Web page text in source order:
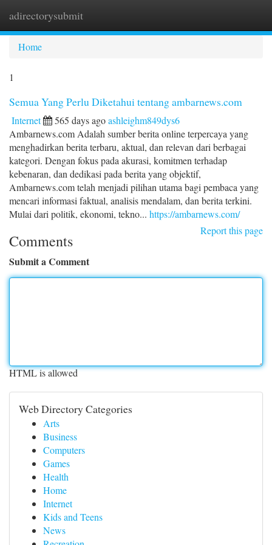
adirectorysubmit
Home
1
Semua Yang Perlu Diketahui tentang ambarnews.com
Internet 565 days agoashleighm849dys6
Ambarnews.com Adalah sumber berita online terpercaya yang
menghadirkan berita terbaru, aktual, dan relevan dari berbagai
kategori. Dengan fokus pada akurasi, komitmen terhadap
kebenaran, dan dedikasi pada berita yang objektif,
Ambarnews.com telah menjadi pilihan utama bagi pembaca yang
mencari informasi faktual, analisis mendalam, dan berita terkini.
Mulai dari politik, ekonomi, tekno... https://ambarnews.com/
Report this page
Comments
Submit a Comment
HTML is allowed
Web Directory Categories
Arts
Business
Computers
Games
Health
Home
Internet
Kids and Teens
News